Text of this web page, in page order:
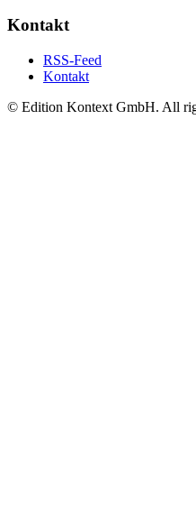
Kontakt
RSS-Feed
Kontakt
© Edition Kontext GmbH. All